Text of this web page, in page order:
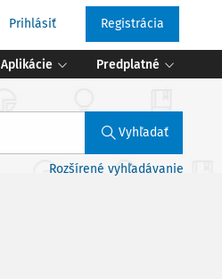
Prihlásiť Registrácia
Aplikácie Predplatné
Vyhľadať
Rozšírené vyhľadávanie